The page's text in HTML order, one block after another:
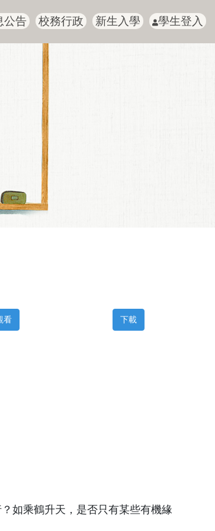
公告 校務行政 新生入學 學生登入
看 下載
如乘鶴升天，是否只有某些有機緣